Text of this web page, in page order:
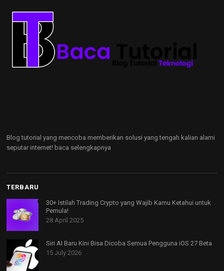
Blog tutorial yang mencoba memberikan solusi yang tengah kalian alami
seputar internet! baca selengkapnya
TERBARU
30+ Istilah Trading Crypto yang Wajib Kamu Ketahui untuk
Pemula!
28 April 2025
Siri AI Baru Kini Bisa Dicoba Semua Pengguna iOS 27 Beta
15 July 2026